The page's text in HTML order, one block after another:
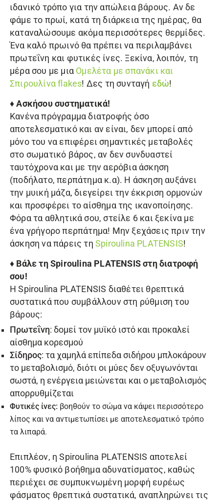
ιδανικό τρόπο για την απώλεια βάρους. Αν δε
φάμε το πρωί, κατά τη διάρκεια της ημέρας, θα
καταναλώσουμε ακόμα περισσότερες θερμίδες.
Ένα καλό πρωινό θα πρέπει να περιλαμβάνει
πρωτεΐνη και φυτικές ίνες. Ξεκίνα, λοιπόν, τη
μέρα σου με μια Ομελέτα με σπανάκι και
Σπιρουλίνα flakes! Δες τη συνταγή εδώ!
♦ Ασκήσου συστηματικά!
Κανένα πρόγραμμα διατροφής όσο
αποτελεσματικό και αν είναι, δεν μπορεί από
μόνο του να επιφέρει σημαντικές μεταβολές
στο σωματικό βάρος, αν δεν συνδυαστεί
ταυτόχρονα και με την αερόβια άσκηση
(ποδήλατο, περπάτημα κ.α). Η άσκηση αυξάνει
την μυική μάζα, διεγείρει την έκκριση ορμονών
και προσφέρει το αίσθημα της ικανοποίησης.
Φόρα τα αθλητικά σου, στείλε 6 και ξεκίνα με
ένα γρήγορο περπάτημα! Μην ξεχάσεις πριν την
άσκηση να πάρεις τη Spiroulina PLATENSIS!
♦ Βάλε τη Spiroulina PLATENSIS στη διατροφή
σου!
ΗSpiroulina PLATENSIS διαθέτει θρεπτικά
συστατικά που συμβάλλουν στη ρύθμιση του
βάρους:
Πρωτεΐνη: δομεί τον μυϊκό ιστό και προκαλεί
αίσθημα κορεσμού
Σίδηρος: τα χαμηλά επίπεδα σιδήρου μπλοκάρουν
το μεταβολισμό, διότι οι μύες δεν οξυγωνόνται
σωστά, η ενέργεια μειώνεται και ο μεταβολισμός
απορρυθμίζεται
Φυτικές ίνες: βοηθούν το σώμα να κάψει περισσότερο
λίπος και να αντιμετωπίσει με αποτελεσματικό τρόπο
τα λιπαρά.
Επιπλέον, η Spiroulina PLATENSIS αποτελεί
100% φυσικό βοήθημα αδυνατίσματος, καθώς
περιέχει σε συμπυκνωμένη μορφή ευρέως
φάσματος θρεπτικά συστατικά, αναπληρώνει τις